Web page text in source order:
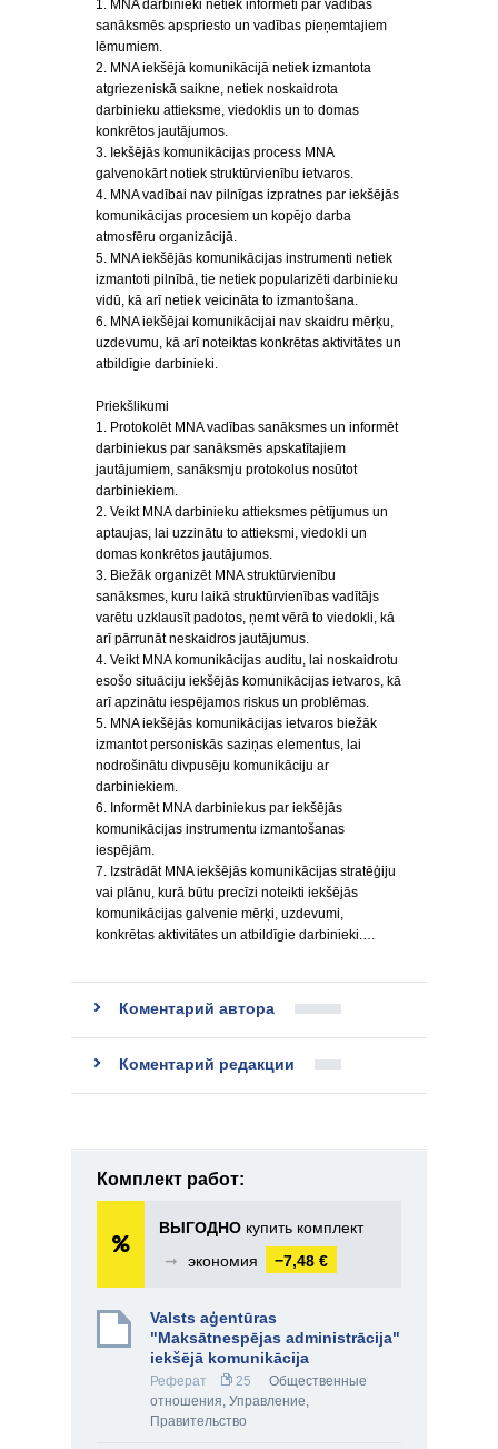
1. MNA darbinieki netiek informēti par vadības
sanāksmēs apspriesto un vadības pieņemtajiem
lēmumiem.
2. MNA iekšējā komunikācijā netiek izmantota
atgriezeniskā saikne, netiek noskaidrota
darbinieku attieksme, viedoklis un to domas
konkrētos jautājumos.
3. Iekšējās komunikācijas process MNA
galvenokārt notiek struktūrvienību ietvaros.
4. MNA vadībai nav pilnīgas izpratnes par iekšējās
komunikācijas procesiem un kopējo darba
atmosfēru organizācijā.
5. MNA iekšējās komunikācijas instrumenti netiek
izmantoti pilnībā, tie netiek popularizēti darbinieku
vidū, kā arī netiek veicināta to izmantošana.
6. MNA iekšējai komunikācijai nav skaidru mērķu,
uzdevumu, kā arī noteiktas konkrētas aktivitātes un
atbildīgie darbinieki.
Priekšlikumi
1. Protokolēt MNA vadības sanāksmes un informēt
darbiniekus par sanāksmēs apskatītajiem
jautājumiem, sanāksmju protokolus nosūtot
darbiniekiem.
2. Veikt MNA darbinieku attieksmes pētījumus un
aptaujas, lai uzzinātu to attieksmi, viedokli un
domas konkrētos jautājumos.
3. Biežāk organizēt MNA struktūrvienību
sanāksmes, kuru laikā struktūrvienības vadītājs
varētu uzklausīt padotos, ņemt vērā to viedokli, kā
arī pārrunāt neskaidros jautājumus.
4. Veikt MNA komunikācijas auditu, lai noskaidrotu
esošo situāciju iekšējās komunikācijas ietvaros, kā
arī apzinātu iespējamos riskus un problēmas.
5. MNA iekšējās komunikācijas ietvaros biežāk
izmantot personiskās saziņas elementus, lai
nodrošinātu divpusēju komunikāciju ar
darbiniekiem.
6. Informēt MNA darbiniekus par iekšējās
komunikācijas instrumentu izmantošanas
iespējām.
7. Izstrādāt MNA iekšējās komunikācijas stratēģiju
vai plānu, kurā būtu precīzi noteikti iekšējās
komunikācijas galvenie mērķi, uzdevumi,
konkrētas aktivitātes un atbildīgie darbinieki.…
Коментарий автора
Коментарий редакции
Комплект работ:
ВЫГОДНО купить комплект
➞
экономия −7,48 €
Valsts aģentūras
"Maksātnespējas administrācija"
iekšējā komunikācija
Реферат 25
Общественные
отношения, Управление,
Правительство